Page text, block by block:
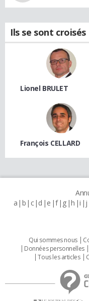
Ils se sont croisés
Lionel BRULET
François CELLARD
a b c d e f g h i j
Qui sommes nous
Données personnelles
Tous les articles